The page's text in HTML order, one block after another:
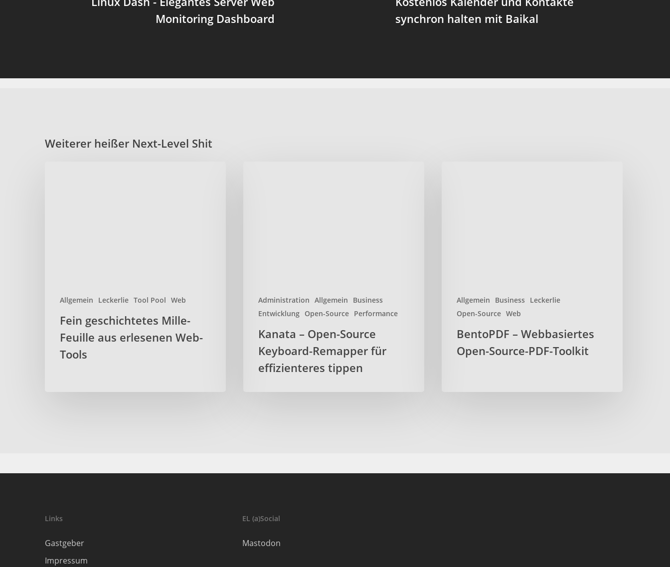
Monitoring Dashboard
synchron halten mit Baikal
Weiterer heißer Next-Level Shit
Allgemein Leckerlie Tool Pool Web
Fein geschichtetes Mille-
Feuille aus erlesenen Web-
Tools
Administration Allgemein
Business
Entwicklung Open-Source Performance
Kanata – Open-Source
Keyboard-Remapper für
effizienteres tippen
Allgemein Business
Leckerlie
Open-Source Web
BentoPDF – Webbasiertes
Open-Source-PDF-Toolkit
Links
Gastgeber
Impressum
EL (a)Social
Mastodon